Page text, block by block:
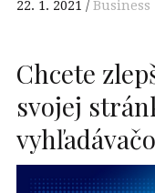
22. 1. 2021 Business
Chcete
svojej